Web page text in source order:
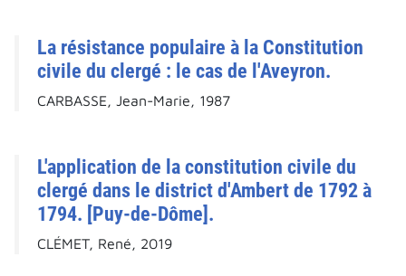
La résistance populaire à la Constitution
civile du clergé : le cas de l'Aveyron.
CARBASSE, Jean-Marie, 1987
L'application de la constitution civile du
clergé dans le district d'Ambert de 1792 à
1794. [Puy-de-Dôme].
CLÉMET, René, 2019